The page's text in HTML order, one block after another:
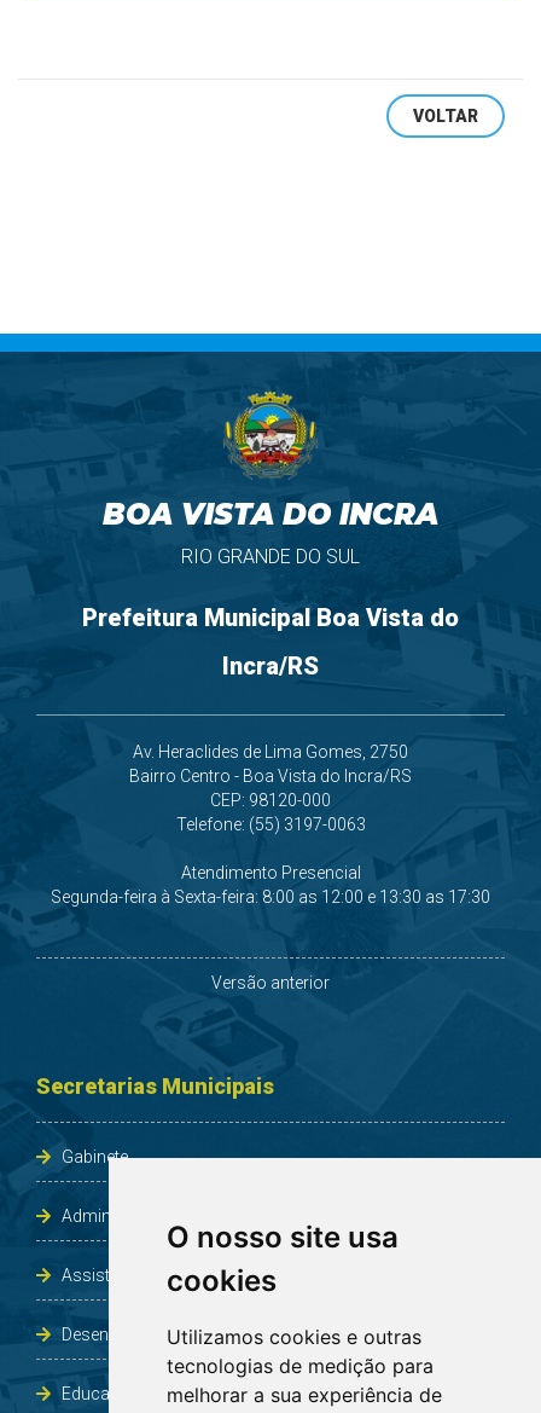
O nosso site usa
cookies
Utilizamos cookies e outras
tecnologias de medição para
melhorar a sua experiência de
VOLTAR
BOA VISTA DO INCRA
RIO GRANDE DO SUL
Prefeitura Municipal Boa Vista do
Incra/RS
Av. Heraclides de Lima Gomes, 2750
Bairro Centro - Boa Vista do Incra/RS
CEP: 98120-000
Telefone: (55) 3197-0063
Atendimento Presencial
Segunda-feira à Sexta-feira: 8:00 as 12:00 e 13:30 as 17:30
Versão anterior
Secretarias Municipais
Gabinete
Administração e Planejamento
Assistência Social e Habitação
Desenvolvimento e Obras
Educação, Cultura, Desporto, Lazer e Turismo